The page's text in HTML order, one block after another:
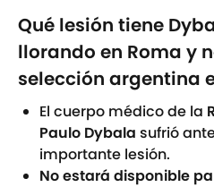
Qué lesión tiene
llorando en Roma y
selección argentina
El cuerpo médico de la
Paulo Dybala sufrió
importante lesión.
No estará disponible